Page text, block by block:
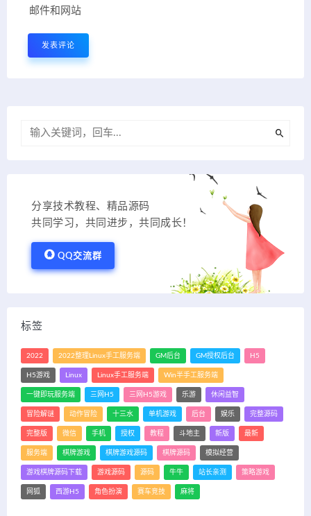
邮件和网站
分享技术教程、精品源码
共同学习，共同进步，共同成长！
QQ交流群
标签
2022 2022整理Linux手工服务端 GM后台 GM授权后台 H5
H5游戏 Linux Linux手工服务端 Win半手工服务端
一键即玩服务端 三网H5 三网H5游戏 乐游 休闲益智
冒险解谜 动作冒险 十三水 单机游戏 后台 娱乐 完整源码
完整版 微信 手机 授权 教程 斗地主 新版 最新
服务端 棋牌游戏 棋牌游戏源码 棋牌源码 模拟经营
游戏棋牌源码下载 游戏源码 源码 牛牛 站长亲测 策略游戏
网狐 西游H5 角色扮演 赛车竞技 麻将